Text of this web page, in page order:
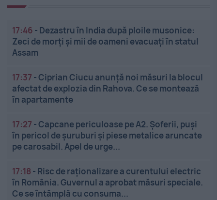
17:46 - Dezastru în India după ploile musonice:
Zeci de morți și mii de oameni evacuați în statul
Assam
17:37 -Ciprian Ciucu anunță noi măsuri la blocul
afectat de explozia din Rahova. Ce se montează
în apartamente
17:27 -Capcane periculoase pe A2. Șoferii, puși
în pericol de șuruburi și piese metalice aruncate
pe carosabil. Apel de urge...
17:18 - Risc de raționalizare a curentului electric
în România. Guvernul a aprobat măsuri speciale.
Ce se întâmplă cu consuma...